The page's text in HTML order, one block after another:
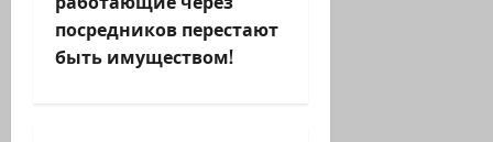
г
а
посредников перестают
быть имуществом!